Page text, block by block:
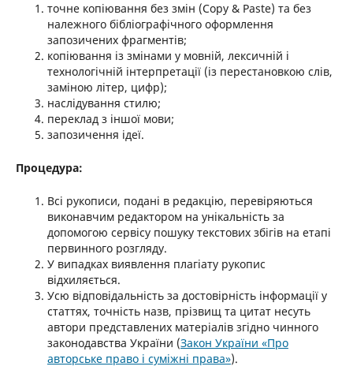
точне копіювання без змін (Copy & Paste) та без
належного бібліографічного оформлення
запозичених фрагментів;
копіювання із змінами у мовній, лексичній і
технологічній інтерпретації (із перестановкою слів,
заміною літер, цифр);
наслідування стилю;
переклад з іншої мови;
запозичення ідеї.
Процедура:
Всі рукописи, подані в редакцію, перевіряються
виконавчим редактором на унікальність за
допомогою сервісу пошуку текстових збігів на етапі
первинного розгляду.
У випадках виявлення плагіату рукопис
відхиляється.
Усю відповідальність за достовірність інформації у
статтях, точність назв, прізвищ та цитат несуть
автори представлених матеріалів згідно чинного
законодавства України (Закон України «Про
авторське право і суміжні права»).